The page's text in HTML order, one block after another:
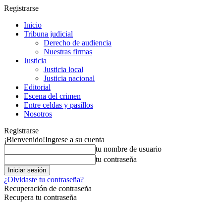
Registrarse
Inicio
Tribuna judicial
Derecho de audiencia
Nuestras firmas
Justicia
Justicia local
Justicia nacional
Editorial
Escena del crimen
Entre celdas y pasillos
Nosotros
Registrarse
¡Bienvenido!Ingrese a su cuenta
tu nombre de usuario
tu contraseña
¿Olvidaste tu contraseña?
Recuperación de contraseña
Recupera tu contraseña